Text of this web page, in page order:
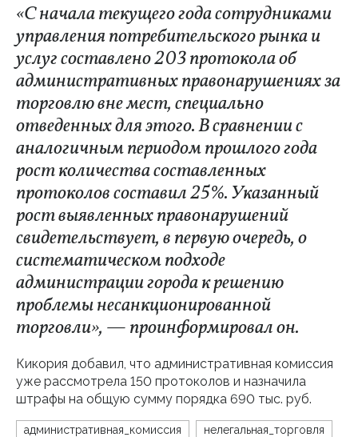
«С начала текущего года сотрудниками
управления потребительского рынка и
услуг составлено 203 протокола об
административных правонарушениях за
торговлю вне мест, специально
отведенных для этого. В сравнении с
аналогичным периодом прошлого года
рост количества составленных
протоколов составил 25%. Указанный
рост выявленных правонарушений
свидетельствует, в первую очередь, о
систематическом подходе
администрации города к решению
проблемы несанкционированной
торговли», — проинформировал он.
Кикория добавил, что административная комиссия
уже рассмотрела 150 протоколов и назначила
штрафы на общую сумму порядка 690 тыс. руб.
административная_комиссия нелегальная_торговля